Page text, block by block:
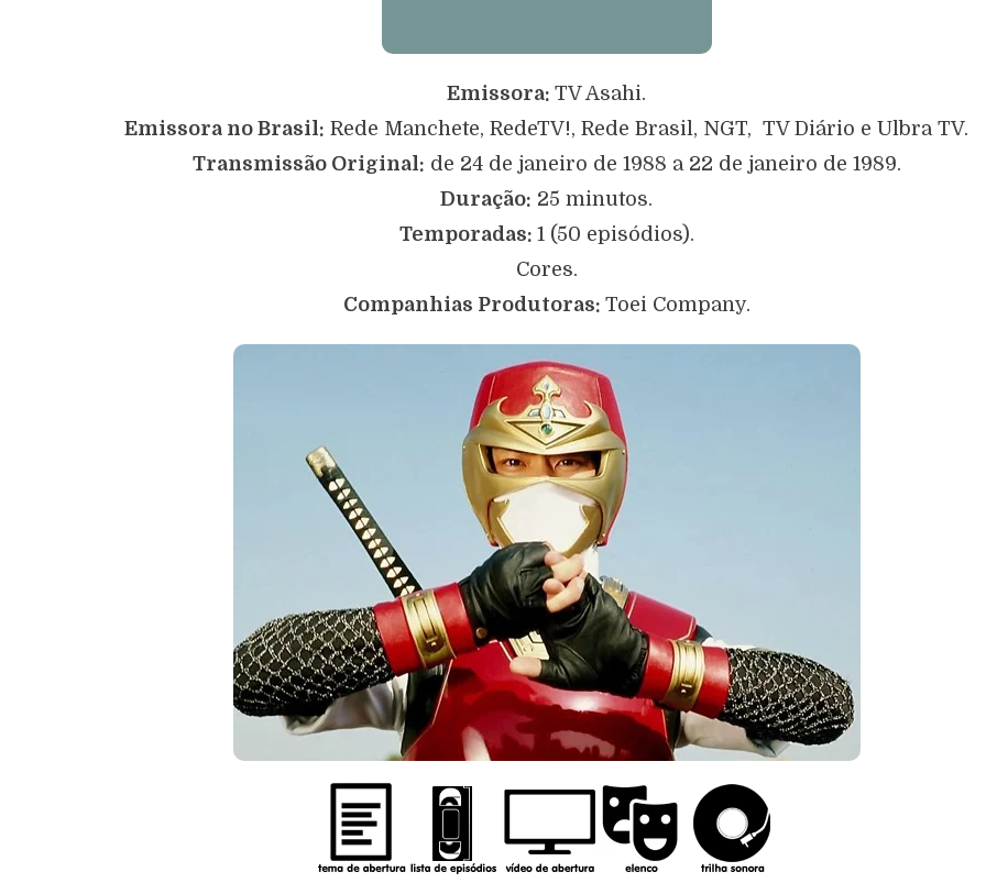
Emissora: TV Asahi.
Emissora no Brasil: Rede Manchete, RedeTV!, Rede Brasil, NGT, TV Diário e Ulbra TV.
Transmissão Original: de 24 de janeiro de 1988 a 22 de janeiro de 1989.
Duração: 25 minutos.
Temporadas: 1 (50 episódios).
Cores.
Companhias Produtoras: Toei Company.